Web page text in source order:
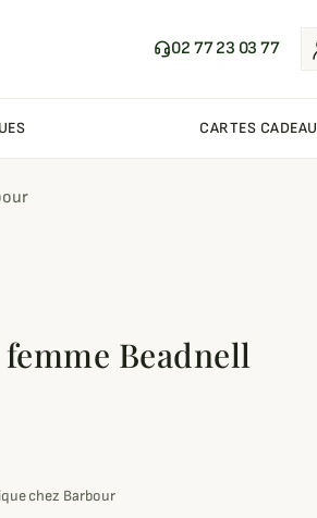
02 77 23 03 77
CARTES CADEAU
Beadnell
chez Barbour